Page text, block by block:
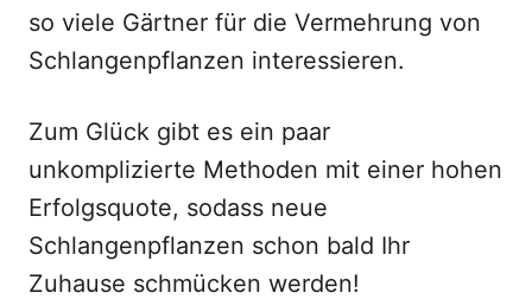
so viele Gärtner für die Vermehrung von
Schlangenpflanzen interessieren.
Zum Glück gibt es ein paar
unkomplizierte Methoden mit einer hohen
Erfolgsquote, sodass neue
Schlangenpflanzen schon bald Ihr
Zuhause schmücken werden!